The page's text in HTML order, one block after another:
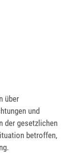
über
und
der gesetzlichen
betroffen,